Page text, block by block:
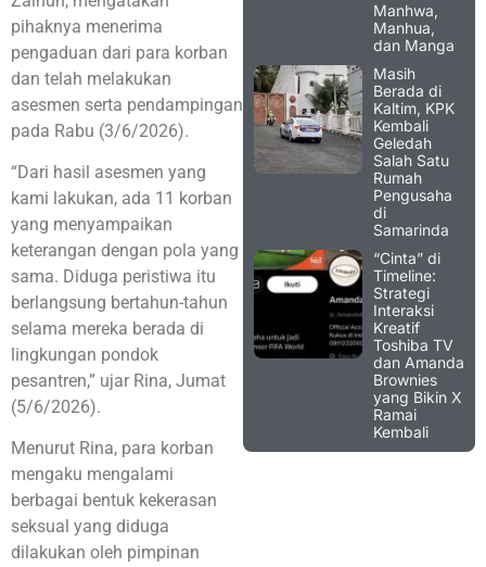
pihaknya menerima
pengaduan dari para korban
dan telah melakukan
asesmen serta pendampingan
pada Rabu (3/6/2026).
“Dari hasil asesmen yang
kami lakukan, ada 11 korban
yang menyampaikan
keterangan dengan pola yang
sama. Diduga peristiwa itu
berlangsung bertahun-tahun
selama mereka berada di
lingkungan pondok
pesantren,” ujar Rina, Jumat
(5/6/2026).
Menurut Rina, para korban
mengaku mengalami
berbagai bentuk kekerasan
seksual yang diduga
dilakukan oleh pimpinan
Manhwa,
Manhua,
dan Manga
Masih
Berada di
Kaltim, KPK
Kembali
Geledah
Salah Satu
Rumah
Pengusaha
di
Samarinda
“Cinta” di
Timeline:
Strategi
Interaksi
Kreatif
Toshiba TV
dan Amanda
Brownies
yang Bikin X
Ramai
Kembali